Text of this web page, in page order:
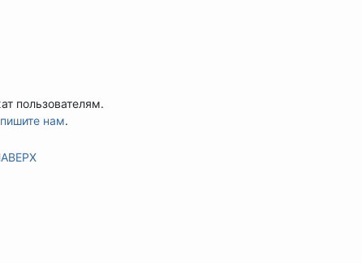
пользователям.
нам.